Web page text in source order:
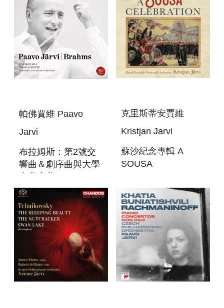
帕佛賈維 Paavo
Jarvi
布拉姆斯：第2號交
響曲＆劇序曲與大學
SYMPHONY NO.
2&RAGIC
OVERTURE &
ACADEMIC
FESTIVAL OV
克里斯蒂安賈維
Kristjan Jarvi
蘇沙紀念專輯 A
SOUSA